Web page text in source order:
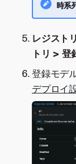
時系
レジスト
トリ > 登
登録モデ
デプロイ